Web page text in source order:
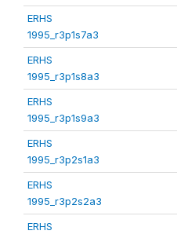
ERHS
1995_r3p1s7a3
ERHS
1995_r3p1s8a3
ERHS
1995_r3p1s9a3
ERHS
1995_r3p2s1a3
ERHS
1995_r3p2s2a3
ERHS